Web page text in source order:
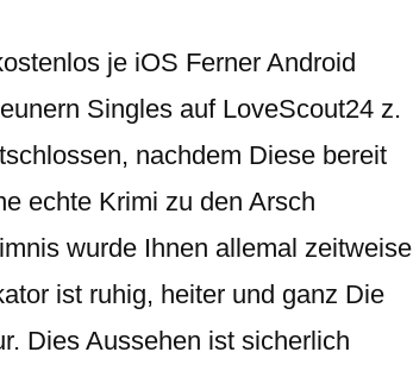
je iOS Ferner Android
Singles auf LoveScout24 z.
nachdem Diese bereit
echte Krimi zu den Arsch
wurde Ihnen allemal zeitweise
ist ruhig, heiter und ganz Die
Dies Aussehen ist sicherlich